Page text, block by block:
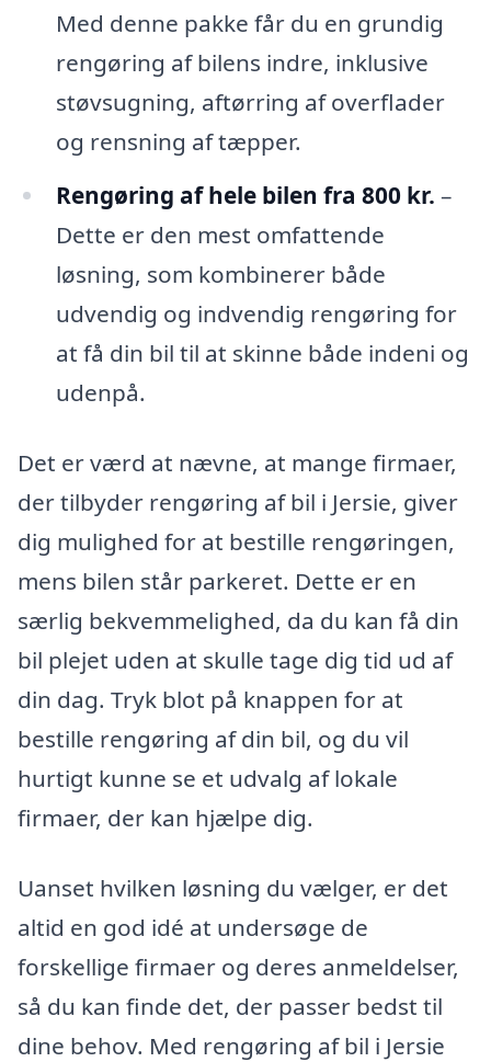
Med denne pakke får du en grundig
rengøring af bilens indre, inklusive
støvsugning, aftørring af overflader
og rensning af tæpper.
Rengøring af hele bilen fra 800 kr. –
Dette er den mest omfattende
løsning, som kombinerer både
udvendig og indvendig rengøring for
at få din bil til at skinne både indeni og
udenpå.
Det er værd at nævne, at mange firmaer,
der tilbyder rengøring af bil i Jersie, giver
dig mulighed for at bestille rengøringen,
mens bilen står parkeret. Dette er en
særlig bekvemmelighed, da du kan få din
bil plejet uden at skulle tage dig tid ud af
din dag. Tryk blot på knappen for at
bestille rengøring af din bil, og du vil
hurtigt kunne se et udvalg af lokale
firmaer, der kan hjælpe dig.
Uanset hvilken løsning du vælger, er det
altid en god idé at undersøge de
forskellige firmaer og deres anmeldelser,
så du kan finde det, der passer bedst til
dine behov. Med rengøring af bil i Jersie